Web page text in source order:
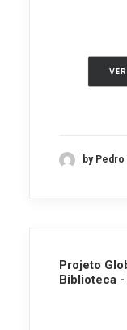
VER
by
Projeto
Biblioteca -